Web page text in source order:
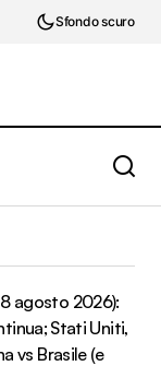
Sfondo scuro
(grazie ai
agosto 2026):
Stati Uniti,
vs Brasile (e